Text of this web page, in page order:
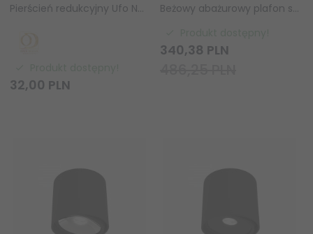
Pierścień redukcyjny Ufo Neo bianco Orlicki Design OR81831
32,00 PLN
Beżowy abażurowy plafon sufitowy Malodin 2512436009 Nordlux
340,38 PLN